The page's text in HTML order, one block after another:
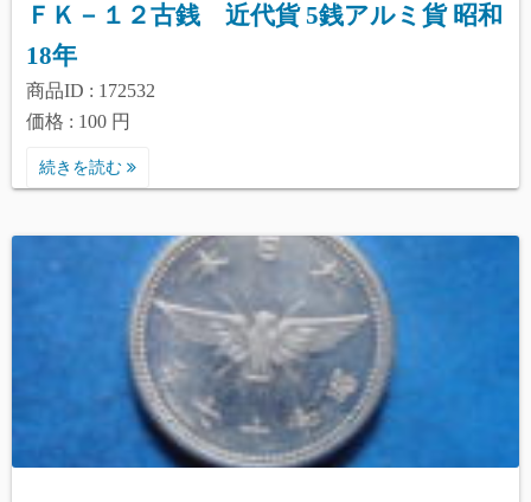
ＦＫ－１２古銭 近代貨 5銭アルミ貨 昭和
18年
商品ID : 172532
価格 : 100 円
続きを読む